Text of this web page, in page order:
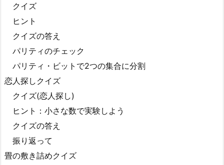
クイズ
ヒント
クイズの答え
パリティのチェック
パリティ・ビットで2つの集合に分割
恋人探しクイズ
クイズ(恋人探し)
ヒント：小さな数で実験しよう
クイズの答え
振り返って
畳の敷き詰めクイズ